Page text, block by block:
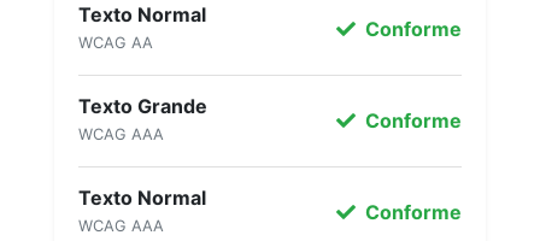
Texto Normal
WCAG AA
Conforme
Texto Grande
WCAG AAA
Conforme
Texto Normal
WCAG AAA
Conforme